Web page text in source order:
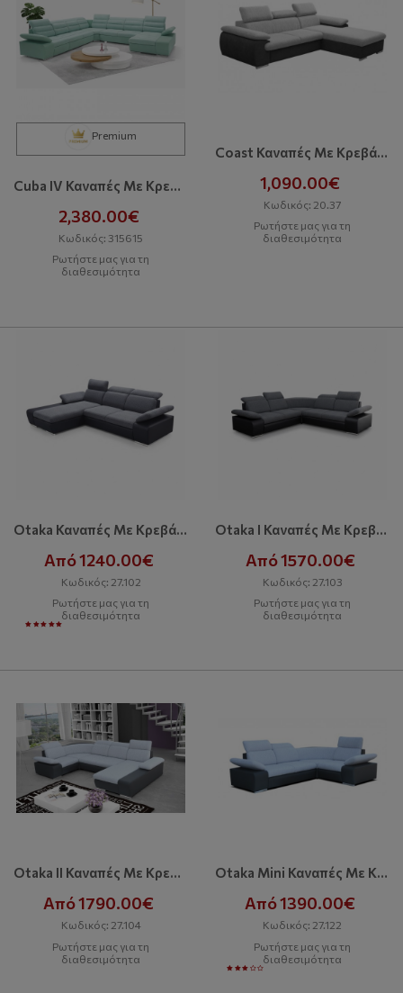
Premium
Cuba IV Καναπές Με Κρεβάτι Και Αποθηκευτικό Χώρο
2,380.00€
Κωδικός: 315615
Ρωτήστε μας για τη
διαθεσιμότητα
Coast Καναπές Με Κρεβάτι Και Αποθηκευτικό Χώρο
1,090.00€
Κωδικός: 20.37
Ρωτήστε μας για τη
διαθεσιμότητα
Otaka Καναπές Με Κρεβάτι Και Αποθηκευτικό Χώρο
Από 1240.00€
Κωδικός: 27.102
Ρωτήστε μας για τη
διαθεσιμότητα
Otaka I Καναπές Με Κρεβάτι Και Αποθηκευτικό Χώρο
Από 1570.00€
Κωδικός: 27.103
Ρωτήστε μας για τη
διαθεσιμότητα
Otaka II Καναπές Με Κρεβάτι Και Αποθηκευτικό Χώρο
Από 1790.00€
Κωδικός: 27.104
Ρωτήστε μας για τη
διαθεσιμότητα
Otaka Mini Καναπές Με Κρεβάτι
Από 1390.00€
Κωδικός: 27.122
Ρωτήστε μας για τη
διαθεσιμότητα